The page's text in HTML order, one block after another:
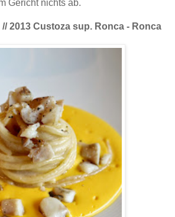
Gericht nichts ab.
2013 Custoza sup. Ronca - Ronca